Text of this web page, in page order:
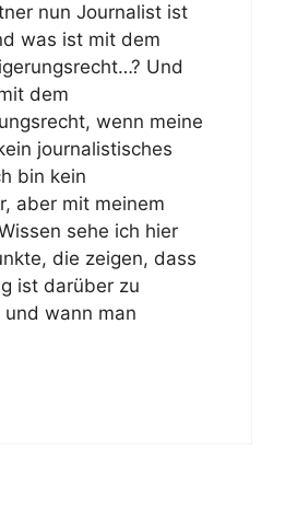
nun Journalist ist
was ist mit dem
Und
dem
wenn meine
journalistisches
bin kein
aber mit meinem
sehe ich hier
die zeigen, dass
ist darüber zu
wann man